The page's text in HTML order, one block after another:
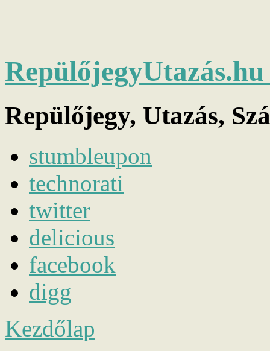
Repülőjegy, Utazás,
stumbleupon
technorati
twitter
delicious
facebook
digg
Kezdőlap